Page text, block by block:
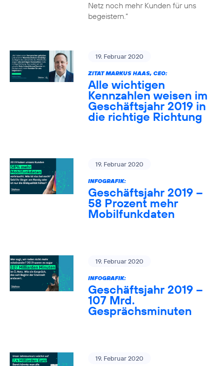
Netz noch mehr Kunden für uns
begeistern.“
19. Februar 2020
ZITAT MARKUS HAAS, CEO:
Alle wichtigen
Kennzahlen weisen im
Geschäftsjahr 2019 in
die richtige Richtung
19. Februar 2020
INFOGRAFIK:
Geschäftsjahr 2019 –
58 Prozent mehr
Mobilfunkdaten
19. Februar 2020
INFOGRAFIK:
Geschäftsjahr 2019 –
107 Mrd.
Gesprächsminuten
19. Februar 2020